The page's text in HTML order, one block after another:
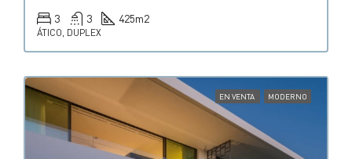
3 3 425m2
ÁTICO, DUPLEX
EN VENTA MODERNO